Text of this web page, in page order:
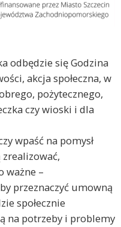
odbędzie się Godzina
akcja społeczna, w
pożytecznego,
czy wioski i dla
wpaść na pomysł
ważne –
przeznaczyć umowną
społecznie
na potrzeby i problemy